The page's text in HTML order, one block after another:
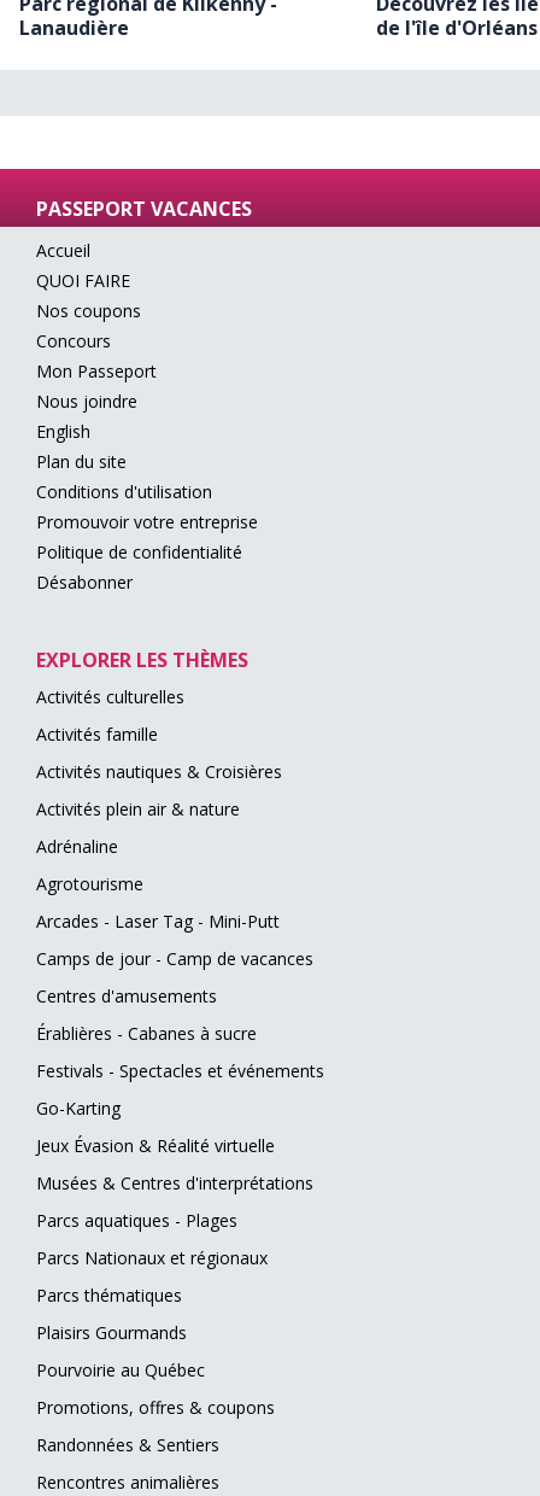
Lanaudière
de l'île
PASSEPORT VACANCES
Accueil
QUOI FAIRE
Nos coupons
Concours
Mon Passeport
Nous joindre
English
Plan du site
Conditions d'utilisation
Promouvoir votre entreprise
Politique de confidentialité
Désabonner
EXPLORER LES THÈMES
Activités culturelles
Activités famille
Activités nautiques & Croisières
Activités plein air & nature
Adrénaline
Agrotourisme
Arcades - Laser Tag - Mini-Putt
Camps de jour - Camp de vacances
Centres d'amusements
Érablières - Cabanes à sucre
Festivals - Spectacles et événements
Go-Karting
Jeux Évasion & Réalité virtuelle
Musées & Centres d'interprétations
Parcs aquatiques - Plages
Parcs Nationaux et régionaux
Parcs thématiques
Plaisirs Gourmands
Pourvoirie au Québec
Promotions, offres & coupons
Randonnées & Sentiers
Rencontres animalières